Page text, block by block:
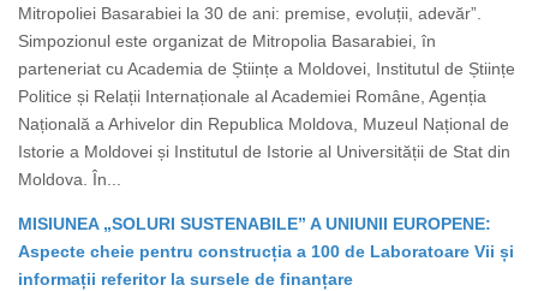
Mitropoliei Basarabiei la 30 de ani: premise, evoluții, adevăr”.
Simpozionul este organizat de Mitropolia Basarabiei, în
parteneriat cu Academia de Științe a Moldovei, Institutul de Științe
Politice și Relații Internaționale al Academiei Române, Agenția
Națională a Arhivelor din Republica Moldova, Muzeul Național de
Istorie a Moldovei și Institutul de Istorie al Universității de Stat din
Moldova. În...
MISIUNEA „SOLURI SUSTENABILE” A UNIUNII EUROPENE:
Aspecte cheie pentru construcția a 100 de Laboratoare Vii și
informații referitor la sursele de finanțare